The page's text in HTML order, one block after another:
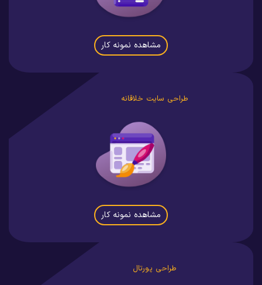
مشاهده نمونه کار
طراحی سایت خلاقانه
مشاهده نمونه کار
طراحی پورتال